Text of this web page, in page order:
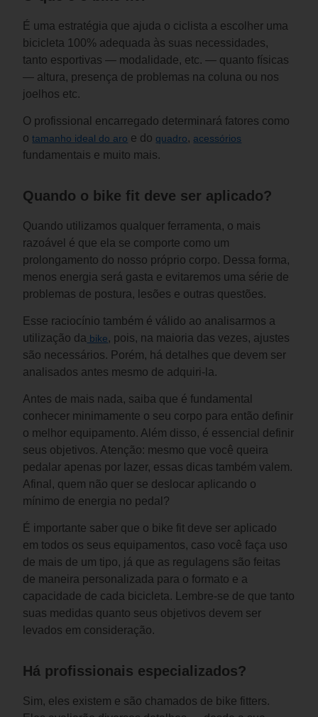
É uma estratégia que ajuda o ciclista a escolher uma
bicicleta 100% adequada às suas necessidades,
tanto esportivas — modalidade, etc. — quanto físicas
— altura, presença de problemas na coluna ou nos
joelhos etc.
O profissional encarregado determinará fatores como
o tamanho ideal do aro e do quadro, acessórios
fundamentais e muito mais.
Quando o bike fit deve ser aplicado?
Quando utilizamos qualquer ferramenta, o mais
razoável é que ela se comporte como um
prolongamento do nosso próprio corpo. Dessa forma,
menos energia será gasta e evitaremos uma série de
problemas de postura, lesões e outras questões.
Esse raciocínio também é válido ao analisarmos a
utilização da bike, pois, na maioria das vezes, ajustes
são necessários. Porém, há detalhes que devem ser
analisados antes mesmo de adquiri-la.
Antes de mais nada, saiba que é fundamental
conhecer minimamente o seu corpo para então definir
o melhor equipamento. Além disso, é essencial definir
seus objetivos. Atenção: mesmo que você queira
pedalar apenas por lazer, essas dicas também valem.
Afinal, quem não quer se deslocar aplicando o
mínimo de energia no pedal?
É importante saber que o bike fit deve ser aplicado
em todos os seus equipamentos, caso você faça uso
de mais de um tipo, já que as regulagens são feitas
de maneira personalizada para o formato e a
capacidade de cada bicicleta. Lembre-se de que tanto
suas medidas quanto seus objetivos devem ser
levados em consideração.
Há profissionais especializados?
Sim, eles existem e são chamados de bike fitters.